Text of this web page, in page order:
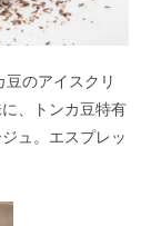
豆のアイスクリ
、トンカ豆特有
ュ。エスプレッ